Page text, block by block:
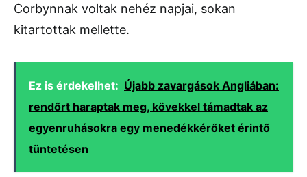
Corbynnak voltak nehéz napjai, sokan
kitartottak mellette.
Ez is érdekelhet: Újabb zavargások Angliában:
rendőrt haraptak meg, kövekkel támadtak az
egyenruhásokra egy menedékkérőket érintő
tüntetésen